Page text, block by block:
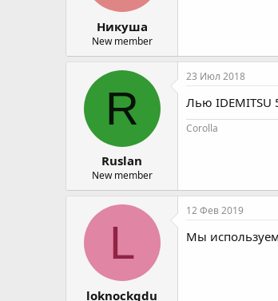
а
л
а
Никуша
New member
R
Ruslan
New member
23 Июл 2018
Лью IDEMITSU
Corolla
L
loknockgdu
12 Фев 2019
Мы